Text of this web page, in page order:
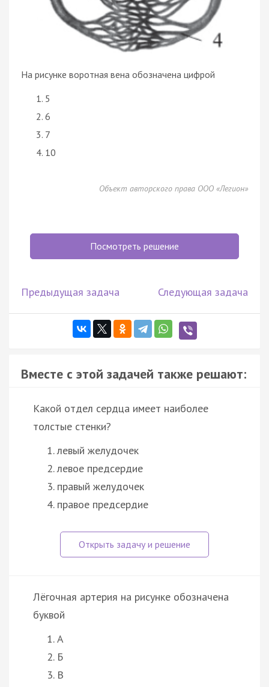
На рисунке воротная вена обозначена цифрой
5
6
7
10
Объект авторского права ООО «Легион»
Посмотреть решение
Предыдущая задача Следующая задача
Вместе с этой задачей также решают:
Какой отдел сердца имеет наиболее
толстые стенки?
левый желудочек
левое предсердие
правый желудочек
правое предсердие
Лёгочная артерия на рисунке обозначена
буквой
А
Б
В